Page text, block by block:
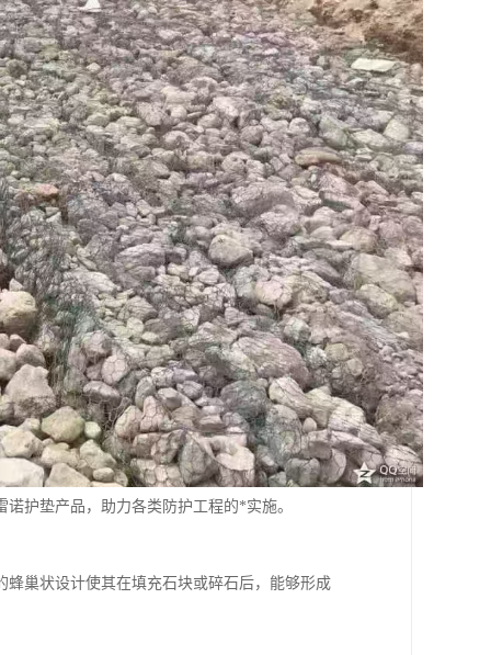
护垫产品，助力各类防护工程的*实施。
巢状设计使其在填充石块或碎石后，能够形成